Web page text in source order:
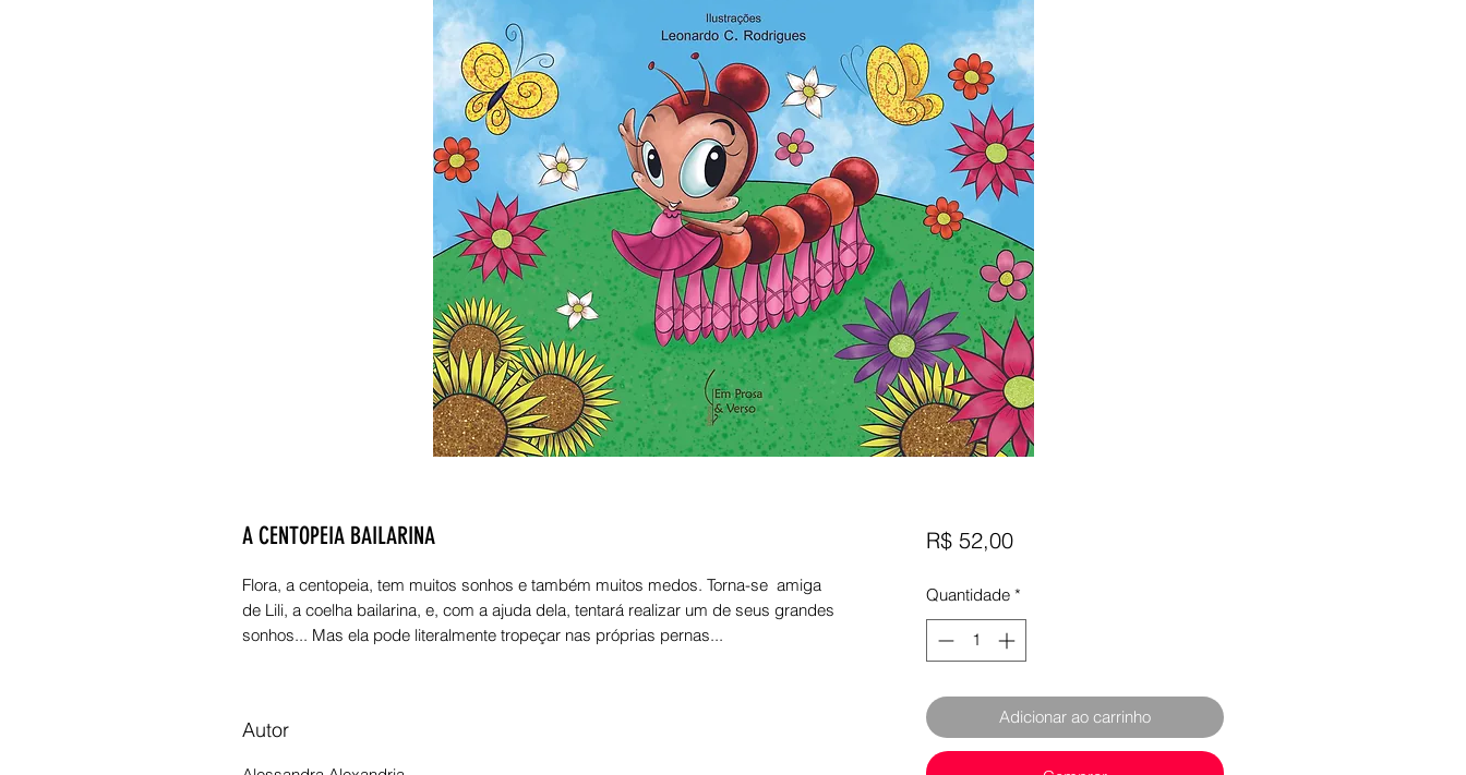
A CENTOPEIA BAILARINA
Flora, a centopeia, tem muitos sonhos e também muitos medos. Torna-se amiga
de Lili, a coelha bailarina, e, com a ajuda dela, tentará realizar um de seus grandes
sonhos... Mas ela pode literalmente tropeçar nas próprias pernas...
Autor
R$ 52,00Preço
Quantidade *
Adicionar ao carrinho